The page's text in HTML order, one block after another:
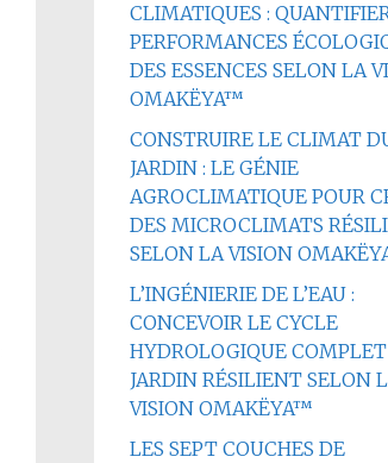
CLIMATIQUES :
PERFORMANCES
DES ESSENCES SELON LA
OMAKËYA™
CONSTRUIRE LE CLIMAT
JARDIN : LE GÉNIE
AGROCLIMATIQUE POUR
DES MICROCLIMATS
SELON LA VISION
L’INGÉNIERIE DE L’EAU :
CONCEVOIR LE CYCLE
HYDROLOGIQUE
JARDIN RÉSILIENT SELON
VISION OMAKËYA™
LES SEPT COUCHES DE